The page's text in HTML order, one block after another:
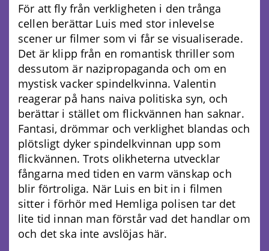
För att fly från verkligheten i den trånga
cellen berättar Luis med stor inlevelse
scener ur filmer som vi får se visualiserade.
Det är klipp från en romantisk thriller som
dessutom är nazipropaganda och om en
mystisk vacker spindelkvinna. Valentin
reagerar på hans naiva politiska syn, och
berättar i stället om flickvännen han saknar.
Fantasi, drömmar och verklighet blandas och
plötsligt dyker spindelkvinnan upp som
flickvännen. Trots olikheterna utvecklar
fångarna med tiden en varm vänskap och
blir förtroliga. När Luis en bit in i filmen
sitter i förhör med Hemliga polisen tar det
lite tid innan man förstår vad det handlar om
och det ska inte avslöjas här.